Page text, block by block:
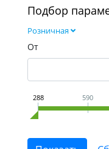
Подбор
Розничная
От
288 590